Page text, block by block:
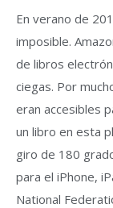
En verano de
imposible.
de libros
ciegas. Por
eran accesibles
un libro en esta
giro de 180
para el iPhone,
National